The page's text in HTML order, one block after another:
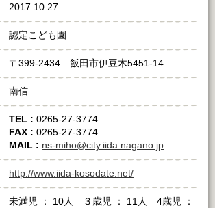
2017.10.27
認定こども園
〒399-2434 飯田市伊豆木5451-14
南信
TEL : 0265-27-3774
FAX : 0265-27-3774
MAIL : ns-miho@city.iida.nagano.jp
http://www.iida-kosodate.net/
未満児 ： 10人 ３歳児 ： 11人 4歳児 ：